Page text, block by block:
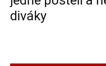
diváky